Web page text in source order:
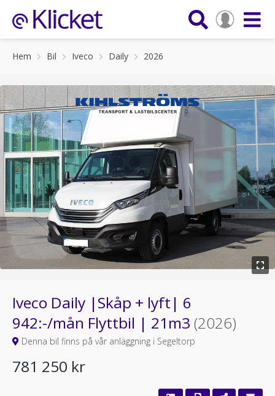
Hem Bil Iveco Daily 2026
Iveco Daily |Skåp + lyft| 6
942:-/mån Flyttbil | 21m3 (2026)
Denna bil finns på vår anläggning i Segeltorp
781 250 kr